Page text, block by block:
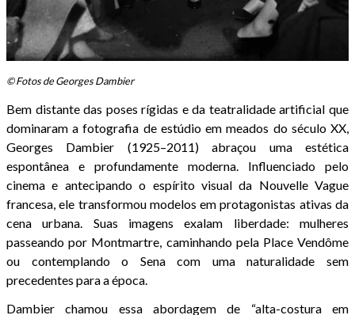
© Fotos de Georges Dambier
Bem distante das poses rígidas e da teatralidade artificial que
dominaram a fotografia de estúdio em meados do século XX,
Georges Dambier (1925–2011) abraçou uma estética
espontânea e profundamente moderna. Influenciado pelo
cinema e antecipando o espírito visual da Nouvelle Vague
francesa, ele transformou modelos em protagonistas ativas da
cena urbana. Suas imagens exalam liberdade: mulheres
passeando por Montmartre, caminhando pela Place Vendôme
ou contemplando o Sena com uma naturalidade sem
precedentes para a época.
Dambier chamou essa abordagem de “alta-costura em